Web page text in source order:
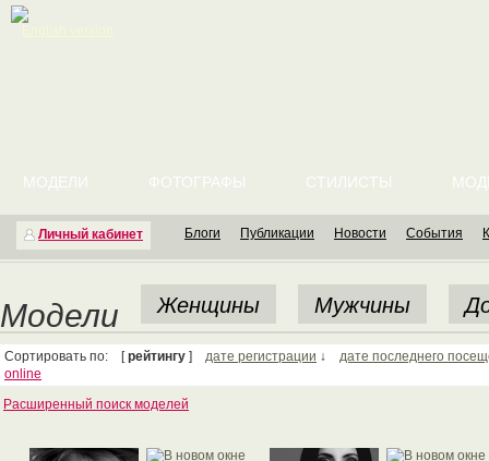
Личный кабинет
МОДЕЛИ ФОТОГРАФЫ СТИЛИСТЫ
Блоги Публикации Новости События
Модели Женщины Мужчины
Сортировать по: [рейтингу ] дате регистрации ↓ дате последнего
online
Расширенный поиск моделей